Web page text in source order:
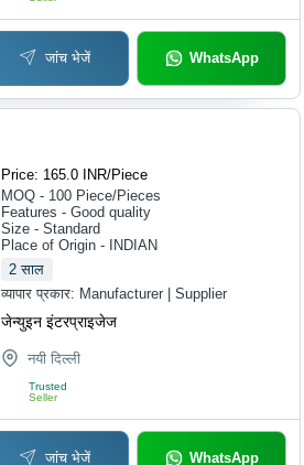
जांच भेजें WhatsApp
Price: 165.0 INR/Piece
MOQ - 100 Piece/Pieces
Features - Good quality
Size - Standard
Place of Origin - INDIAN
2 साल
व्यापार प्रकार: Manufacturer | Supplier
जेन्युइन इंटरप्राइजेज
नयी दिल्ली
Trusted
Seller
जांच भेजें WhatsApp